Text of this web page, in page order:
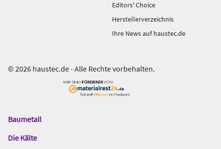
Editors' Choice
Herstellerverzeichnis
Ihre News auf haustec.de
© 2026 haustec.de - Alle Rechte vorbehalten.
Das
Gentner
Baumetall
Die Kälte